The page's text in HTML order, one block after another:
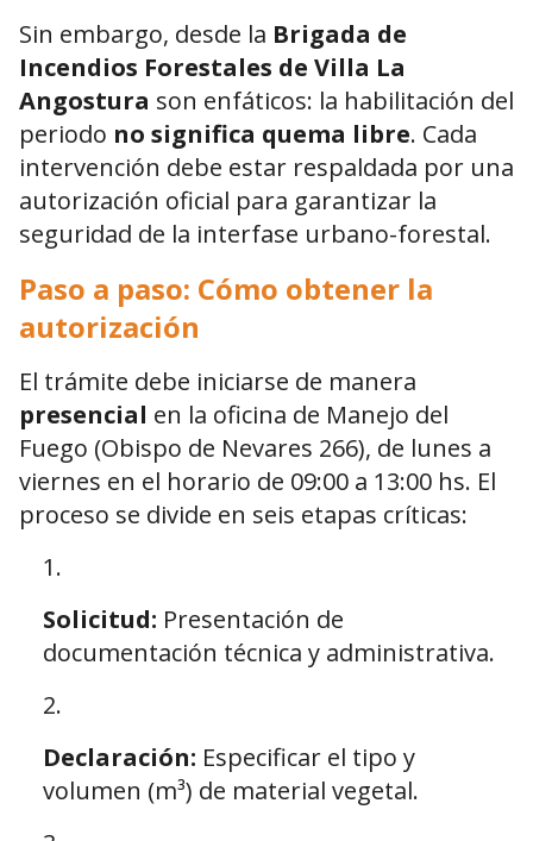
Sin embargo, desde la Brigada de
Incendios Forestales de Villa La
Angostura son enfáticos: la habilitación del
periodo no significa quema libre. Cada
intervención debe estar respaldada por una
autorización oficial para garantizar la
seguridad de la interfase urbano-forestal.
Paso a paso: Cómo obtener la
autorización
El trámite debe iniciarse de manera
presencial en la oficina de Manejo del
Fuego (Obispo de Nevares 266), de lunes a
viernes en el horario de 09:00 a 13:00 hs. El
proceso se divide en seis etapas críticas:
Solicitud: Presentación de
documentación técnica y administrativa.
Declaración: Especificar el tipo y
volumen (m³) de material vegetal.